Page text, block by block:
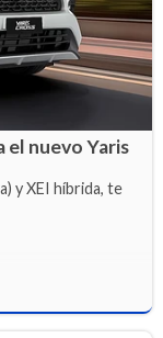
el nuevo Yaris
y XEI híbrida, te